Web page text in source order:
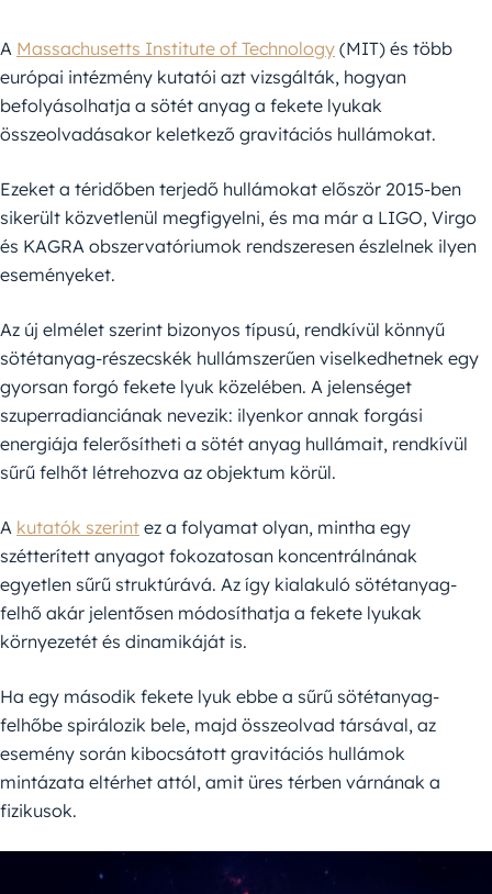
A Massachusetts Institute of Technology (MIT) és több
európai intézmény kutatói azt vizsgálták, hogyan
befolyásolhatja a sötét anyag a fekete lyukak
összeolvadásakor keletkező gravitációs hullámokat.
Ezeket a téridőben terjedő hullámokat először 2015-ben
sikerült közvetlenül megfigyelni, és ma már a LIGO, Virgo
és KAGRA obszervatóriumok rendszeresen észlelnek ilyen
eseményeket.
Az új elmélet szerint bizonyos típusú, rendkívül könnyű
sötétanyag-részecskék hullámszerűen viselkedhetnek egy
gyorsan forgó fekete lyuk közelében. A jelenséget
szuperradianciának nevezik: ilyenkor annak forgási
energiája felerősítheti a sötét anyag hullámait, rendkívül
sűrű felhőt létrehozva az objektum körül.
A kutatók szerint ez a folyamat olyan, mintha egy
szétterített anyagot fokozatosan koncentrálnának
egyetlen sűrű struktúrává. Az így kialakuló sötétanyag-
felhő akár jelentősen módosíthatja a fekete lyukak
környezetét és dinamikáját is.
Ha egy második fekete lyuk ebbe a sűrű sötétanyag-
felhőbe spirálozik bele, majd összeolvad társával, az
esemény során kibocsátott gravitációs hullámok
mintázata eltérhet attól, amit üres térben várnának a
fizikusok.